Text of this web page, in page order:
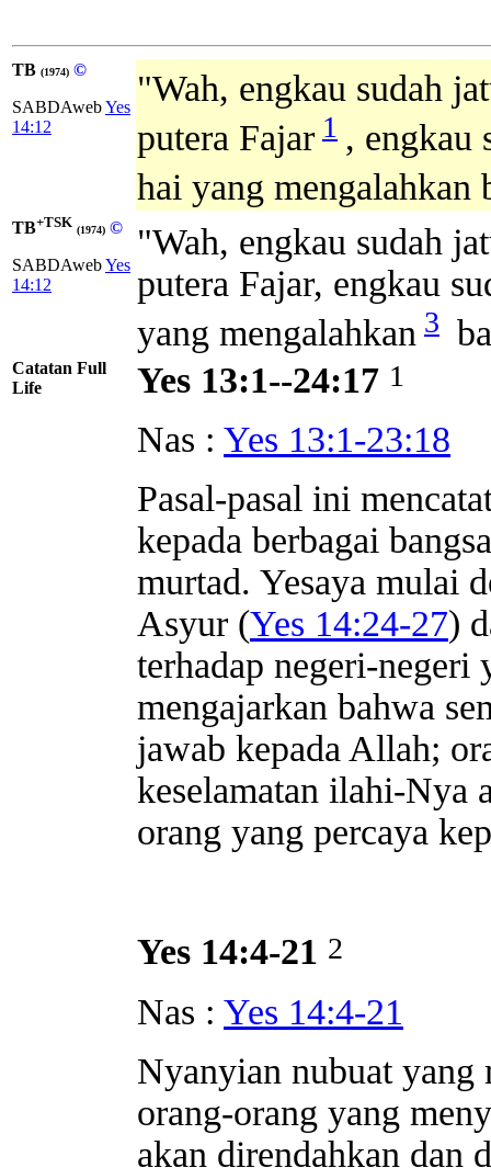
TB (1974) ©
SABDAwebYes
14:12
"Wah, engkau sudah
putera Fajar 1 , engkau
hai yang mengalahkan
TB+TSK (1974) ©
SABDAwebYes
14:12
"Wah, engkau sudah
putera Fajar, engkau
yang mengalahkan 3
Catatan Full
Life
Yes 13:1--24:17 1
Nas : Yes 13:1-23:18
Pasal-pasal ini
kepada berbagai
murtad. Yesaya mulai
Asyur (Yes 14:24-27)
terhadap negeri-
mengajarkan bahwa
jawab kepada Allah;
keselamatan ilahi-Nya
orang yang percaya
Yes 14:4-21 2
Nas : Yes 14:4-21
Nyanyian nubuat
orang-orang yang
akan direndahkan dan